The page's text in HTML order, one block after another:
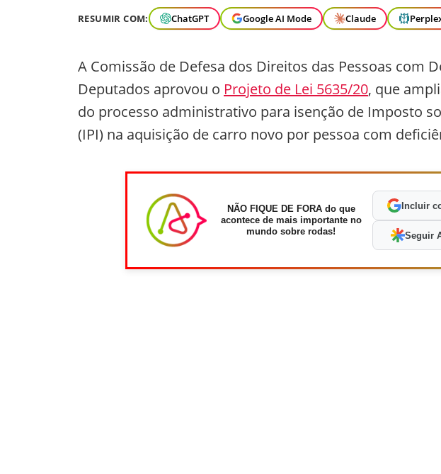
RESUMIR COM: ChatGPT Google AI Mode Claude
A Comissão de Defesa dos Direitos das Pessoas com
Deputados aprovou o Projeto de Lei 5635/20, que
do processo administrativo para isenção de Imposto
(IPI) na aquisição de carro novo por pessoa com
NÃO FIQUE DE FORA do que
acontece de mais importante no
mundo sobre rodas!
Incluir
Seguir